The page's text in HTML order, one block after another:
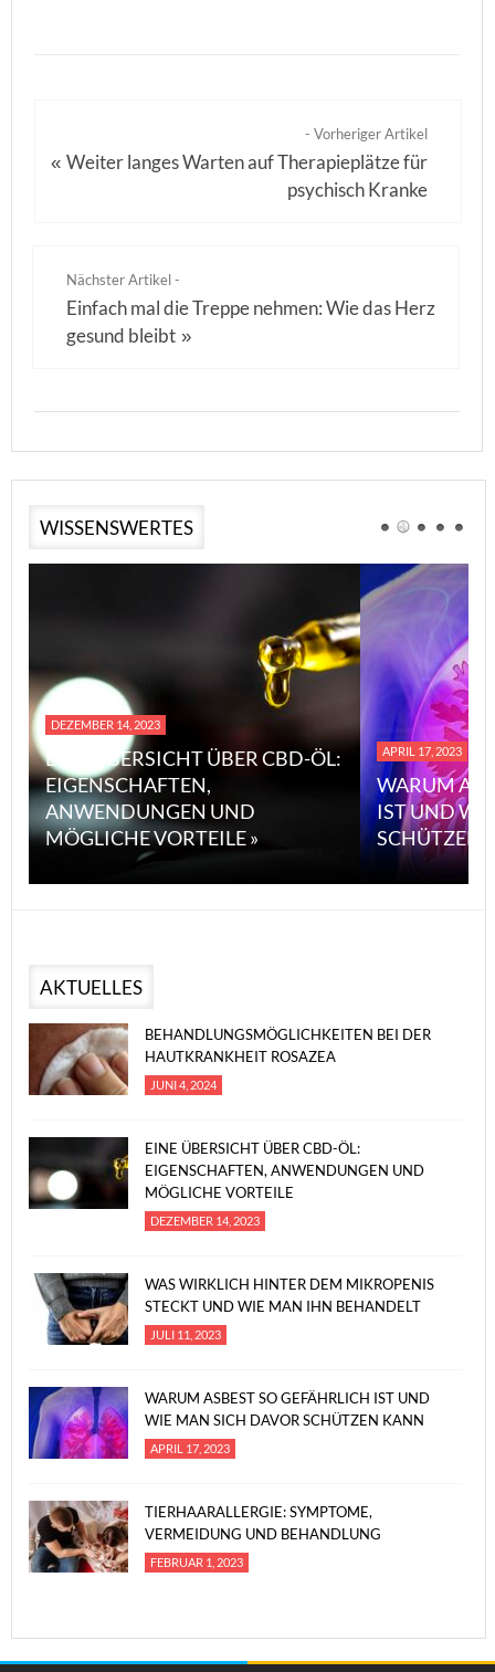
- Vorheriger Artikel
«Weiter langes Warten auf Therapieplätze für
psychisch Kranke
Nächster Artikel -
Einfach mal die Treppe nehmen: Wie das Herz
gesund bleibt »
WISSENSWERTES
ÜBER CBD-ÖL:
UND
»
APRIL 17, 2023
WARUM ASBEST SO
IST UND WIE MAN SICH
SCHÜTZEN KANN »
AKTUELLES
BEHANDLUNGSMÖGLICHKEITEN BEI DER
HAUTKRANKHEIT ROSAZEA
JUNI 4, 2024
EINE ÜBERSICHT ÜBER CBD-ÖL:
EIGENSCHAFTEN, ANWENDUNGEN UND
MÖGLICHE VORTEILE
DEZEMBER 14, 2023
WAS WIRKLICH HINTER DEM MIKROPENIS
STECKT UND WIE MAN IHN BEHANDELT
JULI 11, 2023
WARUM ASBEST SO GEFÄHRLICH IST UND
WIE MAN SICH DAVOR SCHÜTZEN KANN
APRIL 17, 2023
TIERHAARALLERGIE: SYMPTOME,
VERMEIDUNG UND BEHANDLUNG
FEBRUAR 1, 2023